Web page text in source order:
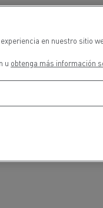
en nuestro sitio
u obtenga más información